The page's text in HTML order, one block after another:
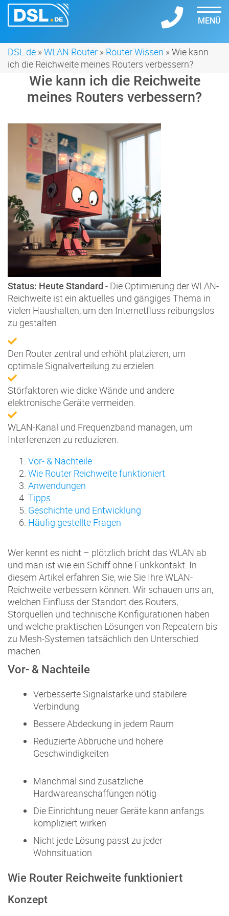
MENÜ
DSL.de »WLAN Router » Router Wissen » Wie kann
ich die Reichweite meines Routers verbessern?
Wie kann ich die Reichweite
meines Routers verbessern?
Status: Heute Standard - Die Optimierung der WLAN-
Reichweite ist ein aktuelles und gängiges Thema in
vielen Haushalten, um den Internetfluss reibungslos
zu gestalten.
Den Router zentral und erhöht platzieren, um
optimale Signalverteilung zu erzielen.
Störfaktoren wie dicke Wände und andere
elektronische Geräte vermeiden.
WLAN-Kanal und Frequenzband managen, um
Interferenzen zu reduzieren.
Vor- & Nachteile
Wie Router Reichweite funktioniert
Anwendungen
Tipps
Geschichte und Entwicklung
Häufig gestellte Fragen
Wer kennt es nicht – plötzlich bricht das WLAN ab
und man ist wie ein Schiff ohne Funkkontakt. In
diesem Artikel erfahren Sie, wie Sie Ihre WLAN-
Reichweite verbessern können. Wir schauen uns an,
welchen Einfluss der Standort des Routers,
Störquellen und technische Konfigurationen haben
und welche praktischen Lösungen von Repeatern bis
zu Mesh-Systemen tatsächlich den Unterschied
machen.
Vor- & Nachteile
Verbesserte Signalstärke und stabilere
Verbindung
Bessere Abdeckung in jedem Raum
Reduzierte Abbrüche und höhere
Geschwindigkeiten
Manchmal sind zusätzliche
Hardwareanschaffungen nötig
Die Einrichtung neuer Geräte kann anfangs
kompliziert wirken
Nicht jede Lösung passt zu jeder
Wohnsituation
Wie Router Reichweite funktioniert
Konzept